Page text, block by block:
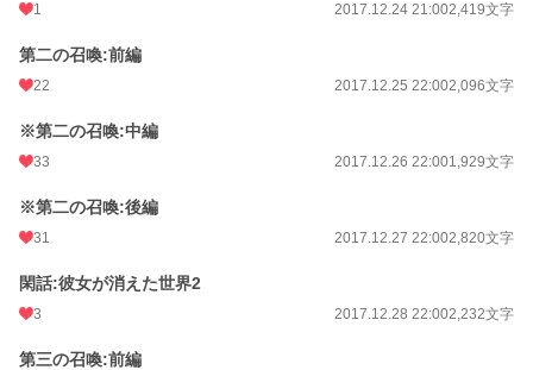
週間ポイント
月間ポイント 4,730 pt (8,759 位)
年間ポイント
累計ポイント 2,505,303 pt (2,082 位)
1 2017.12.24 21:002,419文字
第二の召喚:前編
22 2017.12.25 22:002,096文字
※第二の召喚:中編
33 2017.12.26 22:001,929文字
※第二の召喚:後編
31 2017.12.27 22:002,820文字
閑話:彼女が消えた世界2
3 2017.12.28 22:002,232文字
第三の召喚:前編